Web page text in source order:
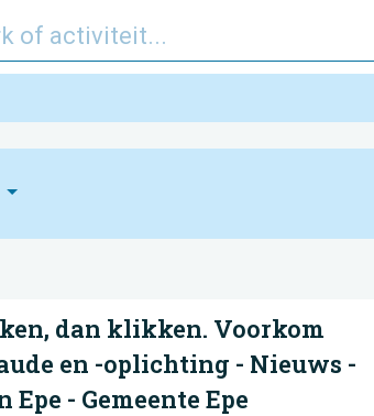
dan klikken. Voorkom
en -oplichting - Nieuws -
Epe - Gemeente Epe